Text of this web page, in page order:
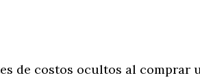
de costos ocultos al comprar